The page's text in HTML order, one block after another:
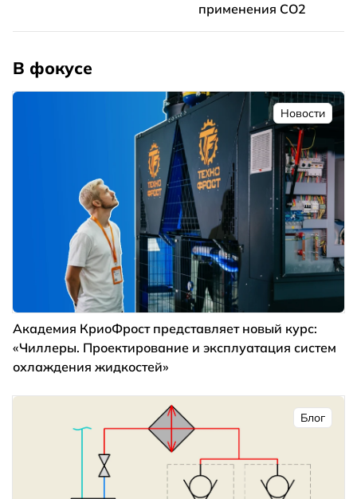
применения CO2
В фокусе
Новости
Академия КриоФрост представляет новый курс:
«Чиллеры. Проектирование и эксплуатация систем
охлаждения жидкостей»
Блог